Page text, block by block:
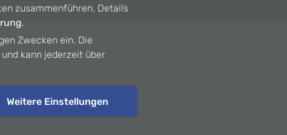
zusammenführen. Details
.
Zwecken ein. Die
kann jederzeit über
Weitere Einstellungen